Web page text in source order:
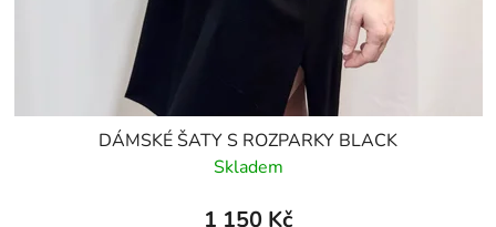
DÁMSKÉ ŠATY S ROZPARKY BLACK
Skladem
1 150 Kč